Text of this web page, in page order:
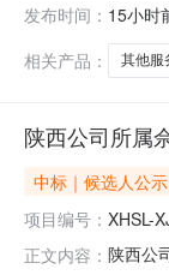
（电子
技术
发布时间： 15小时
相关产品：
其他服
陕西公司所属
中标｜候选人公示
项目编号： XHSL-
正文内容： 陕西公